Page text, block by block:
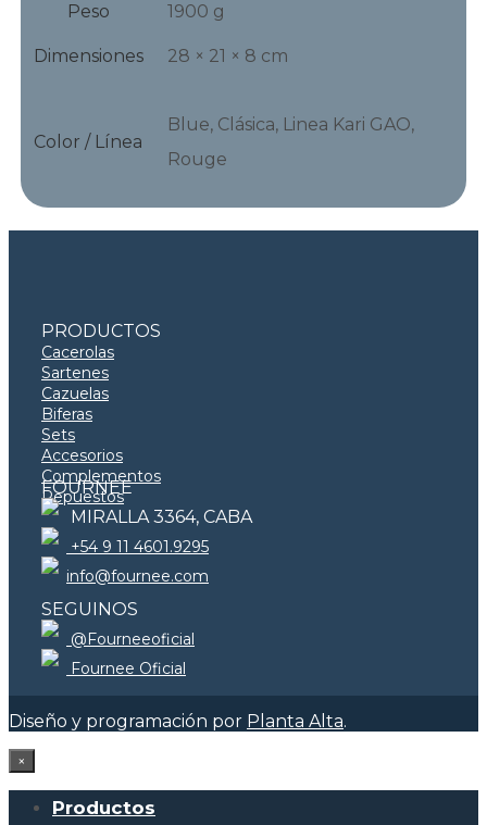
Peso 1900 g
Dimensiones 28 × 21 × 8 cm
Color / Línea
Blue, Clásica, Linea Kari GAO,
Rouge
PRODUCTOS
Cacerolas
Sartenes
Cazuelas
Biferas
Sets
Accesorios
Complementos
Repuestos
FOURNEE
MIRALLA 3364, CABA
+54 9 11 4601.9295
info@fournee.com
SEGUINOS
@Fourneeoficial
Fournee Oficial
Diseño y programación por Planta Alta.
×
Productos